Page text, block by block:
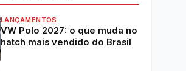
LANÇAMENTOS
VW Polo 2027: o que muda no
hatch mais vendido do Brasil